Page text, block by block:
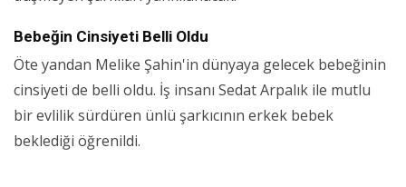
Bebeğin Cinsiyeti Belli Oldu
Öte yandan Melike Şahin'in dünyaya gelecek bebeğinin
cinsiyeti de belli oldu. İş insanı Sedat Arpalık ile mutlu
bir evlilik sürdüren ünlü şarkıcının erkek bebek
beklediği öğrenildi.